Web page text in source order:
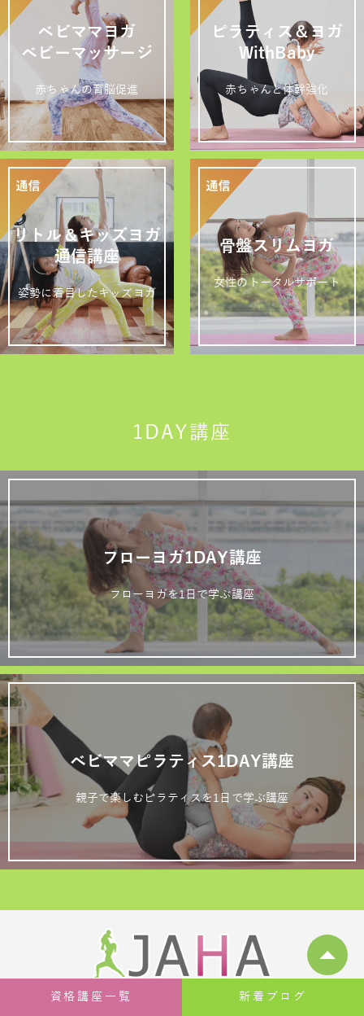
ベビママヨガ
ベビーマッサージ
赤ちゃんの育脳促進
ピラティス＆ヨガ
WithBaby
赤ちゃんと体幹強化
リトル＆キッズヨガ
通信講座
姿勢に着目したキッズヨガ
骨盤スリムヨガ
女性のトータルサポート
1DAY講座
フローヨガ1DAY講座
フローヨガを1日で学ぶ講座
ベビママピラティス1DAY講座
親子で楽しむピラティスを1日で学ぶ講座
新着ブログ
資格講座一覧